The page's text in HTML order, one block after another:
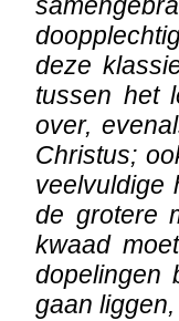
deze
tussen het
over,
Christus;
veelvuldige
de grotere
kwaad
dopelingen
gaan